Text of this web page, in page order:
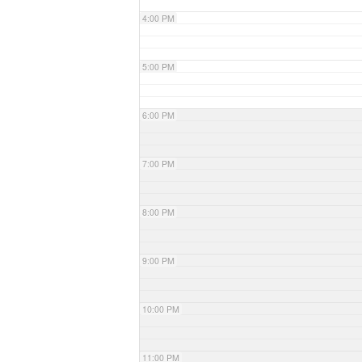
4:00 PM
5:00 PM
6:00 PM
7:00 PM
8:00 PM
9:00 PM
10:00 PM
11:00 PM